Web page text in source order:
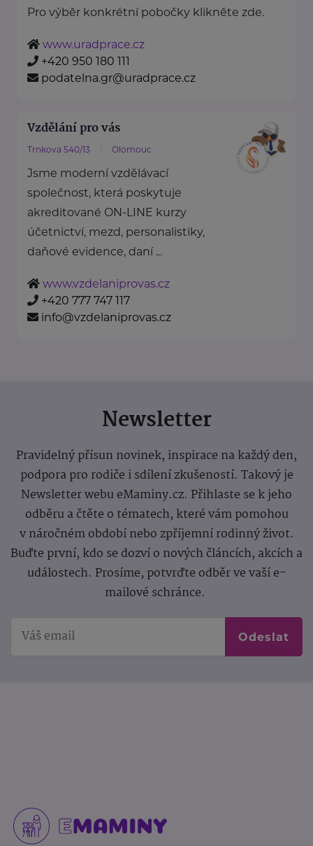
Pro výběr konkrétní pobočky klikněte zde.
www.uradprace.cz
+420 950 180 111
podatelna.gr@uradprace.cz
Vzdělání pro vás
Trnkova 540/13 Olomouc
Jsme moderní vzdělávací
společnost, která poskytuje
akreditované ON-LINE kurzy
účetnictví, mezd, personalistiky,
daňové evidence, daní ...
www.vzdelaniprovas.cz
+420 777 747 117
info@vzdelaniprovas.cz
Newsletter
Pravidelný přísun novinek, inspirace na každý den,
podpora pro rodiče i sdílení zkušeností. Takový je
Newsletter webu eMaminy.cz. Přihlaste se k jeho
odběru a čtěte o tématech, které vám pomohou
v náročném období nebo zpříjemní rodinný život.
Buďte první, kdo se dozví o nových článcích, akcích a
událostech. Prosíme, potvrďte odběr ve vaší e-
mailové schránce.
Odeslat